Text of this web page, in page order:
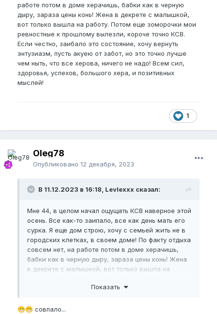
работе потом в доме херачишь, бабки как в черную
дыру, зараза цены конь! Жена в декрете с малышкой,
вот только вышла на работу. Потом еще зоморочки мои
ревностные к прошлому вылезли, короче точно КСВ.
Если честно, заибало это состояние, хочу вернуть
энтузиазм, пусть акуею от забот, но это точно лучше
чем ныть, что все херова, ничего не надо! Всем сил,
здоровья, успехов, большого хера, и позитивных
мыслей!
1
Oleg78
Опубликовано 12 декабря, 2023
В 11.12.2023 в 16:18, Levlexxx сказал:
Мне 44, в целом начал ощущать КСВ наверное этой
осень. Все как-то заипало, все как день мать его
сурка. Я еще дом строю, хочу с семьей жить не в
городских клетках, в своем доме! По факту отдыха
совсем нет, на работе потом в доме херачишь,
бабки как в черную дыру, зараза цены конь! Жена
в декрете с малышкой, вот только вышла на
прошлому вылезли, короче точно КСВ. Если
энтузиазм, пусть акуею от забот, но это точно
Показать
😁😁 совпало...